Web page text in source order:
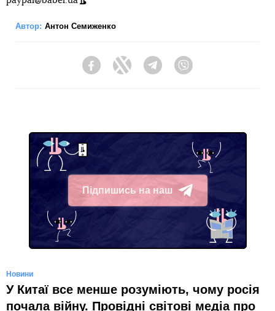
Автор: Антон Семиженко
FacebookTwitter Telegram
Підпишись на наш
Telegram
Новини
У Китаї все менше розуміють, чому росія
почала війну. Провідні світові медіа про